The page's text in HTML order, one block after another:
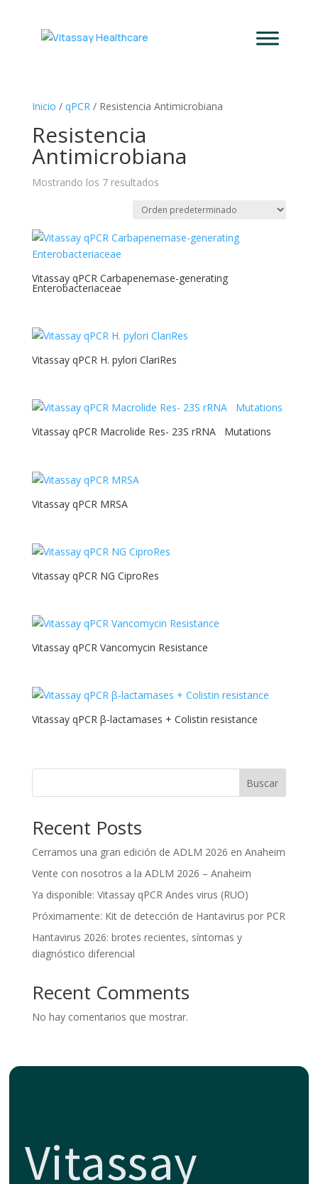
Inicio / qPCR/ Resistencia Antimicrobiana
Resistencia
Antimicrobiana
Mostrando los 7 resultados
Vitassay qPCR Carbapenemase-generating
Enterobacteriaceae
Vitassay qPCR H. pylori ClariRes
Vitassay qPCR Macrolide Res- 23S rRNA Mutations
Vitassay qPCR MRSA
Vitassay qPCR NG CiproRes
Vitassay qPCR Vancomycin Resistance
Vitassay qPCR β-lactamases + Colistin resistance
Buscar
Recent Posts
Cerramos una gran edición de ADLM 2026 en Anaheim
Vente con nosotros a la ADLM 2026 – Anaheim
Ya disponible: Vitassay qPCR Andes virus (RUO)
Próximamente: Kit de detección de Hantavirus por PCR
Hantavirus 2026: brotes recientes, síntomas y
diagnóstico diferencial
Recent Comments
No hay comentarios que mostrar.
Vitassay